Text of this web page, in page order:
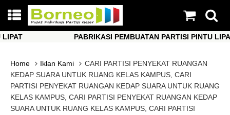
PABRIKASI PEMBUATAN PARTISI PINTU LIPAT
Home
Iklan Kami
CARI PARTISI PENYEKAT RUANGAN
KEDAP SUARA UNTUK RUANG KELAS KAMPUS, CARI
PARTISI PENYEKAT RUANGAN KEDAP SUARA UNTUK RUANG
KELAS KAMPUS, CARI PARTISI PENYEKAT RUANGAN KEDAP
SUARA UNTUK RUANG KELAS KAMPUS, CARI PARTISI